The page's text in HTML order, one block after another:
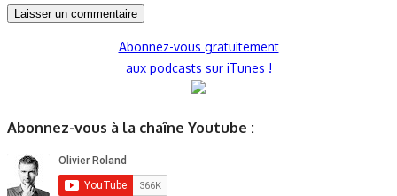
Abonnez-vous gratuitement
aux podcasts sur iTunes !
Abonnez-vous à la chaîne Youtube :